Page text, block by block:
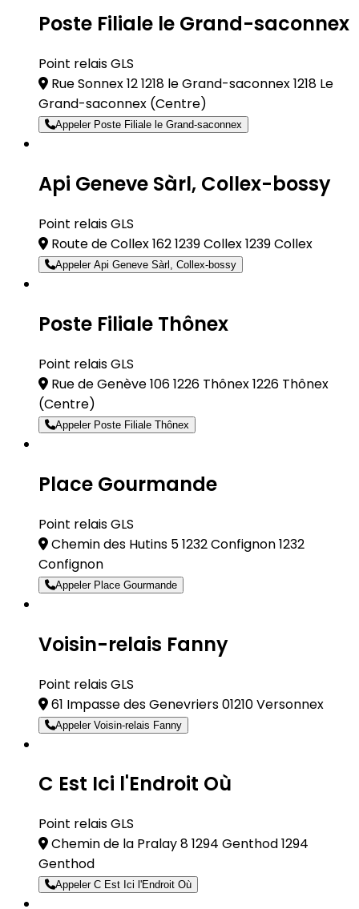
Poste Filiale le Grand-saconnex
Point relais GLS
Rue Sonnex 12 1218 le Grand-saconnex 1218 Le
Grand-saconnex (Centre)
Appeler Poste Filiale le Grand-saconnex
Api Geneve Sàrl, Collex-bossy
Point relais GLS
Route de Collex 162 1239 Collex 1239 Collex
Appeler Api Geneve Sàrl, Collex-bossy
Poste Filiale Thônex
Point relais GLS
Rue de Genève 106 1226 Thônex 1226 Thônex
(Centre)
Appeler Poste Filiale Thônex
Place Gourmande
Point relais GLS
Chemin des Hutins 5 1232 Confignon 1232
Confignon
Appeler Place Gourmande
Voisin-relais Fanny
Point relais GLS
61 Impasse des Genevriers 01210 Versonnex
Appeler Voisin-relais Fanny
C Est Ici l'Endroit Où
Point relais GLS
Chemin de la Pralay 8 1294 Genthod 1294
Genthod
Appeler C Est Ici l'Endroit Où